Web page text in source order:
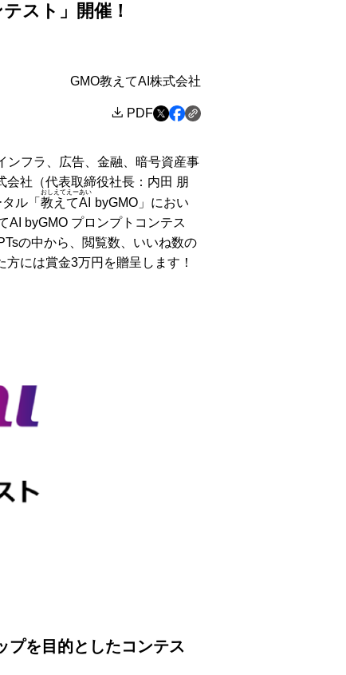
スト」開催！
GMO教えてAI株式会社
PDF
ンフラ、広告、金融、暗号資産事
会社（代表取締役社長：内田 朋
ル「 教えてAI
おしえてえーあい
byGMO」におい
AI byGMO プロンプトコンテス
の中から、閲覧数、いいね数の
には賞金3万円を贈呈します！
プを目的としたコンテス